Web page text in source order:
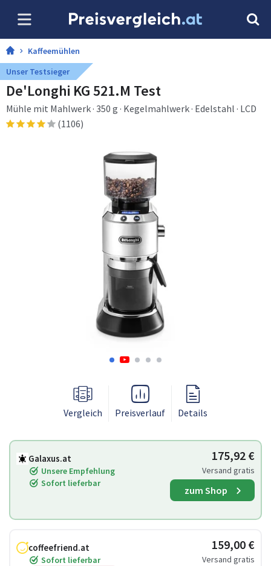
Kaffeemühlen
Unser Testsieger
De'Longhi KG 521.M Test
Mühle mit Mahlwerk · 350 g · Kegelmahlwerk · Edelstahl · LCD
(1106)
Vergleich Preisverlauf Details
Galaxus.at
Unsere Empfehlung
Sofort lieferbar
175,92 €
Versand gratis
zum Shop
coffeefriend.at
Sofort lieferbar
159,00 €
Versand gratis